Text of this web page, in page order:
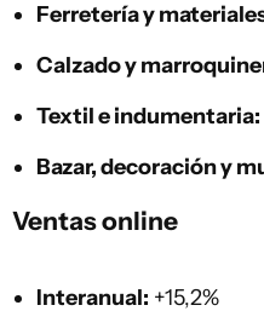
Ferretería y
Calzado y
Textil e indumentaria:
Bazar, decoración y
Ventas online
Interanual: +15,2%